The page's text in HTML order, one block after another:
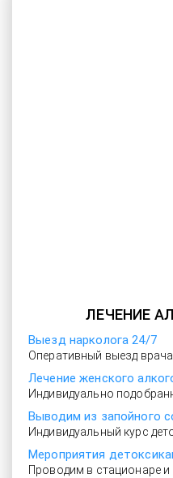
ЛЕЧЕНИЕ
Выезд нарколога 24/7
Оперативный выезд врача
Лечение женского
Индивидуально
Выводим из запойного
Индивидуальный курс
Мероприятия
Проводим в стационаре и